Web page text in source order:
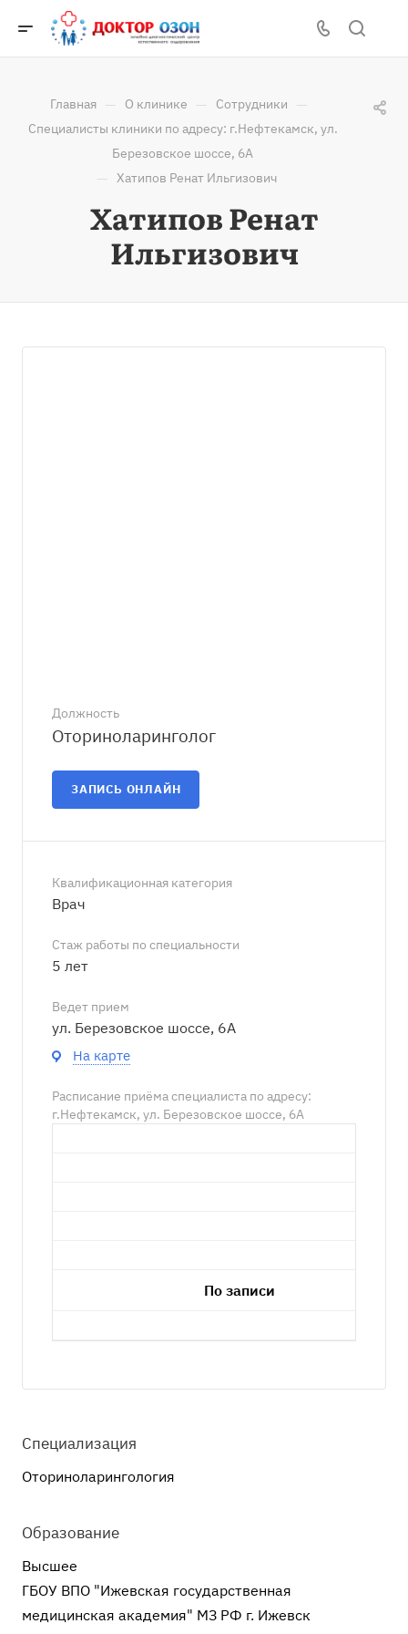
Главная — О клинике — Сотрудники —
Специалисты клиники по адресу: г.Нефтекамск, ул.
Березовское шоссе, 6А
— Хатипов Ренат Ильгизович
Хатипов Ренат
Ильгизович
Должность
Оториноларинголог
ЗАПИСЬ ОНЛАЙН
Квалификационная категория
Врач
Стаж работы по специальности
5 лет
Ведет прием
ул. Березовское шоссе, 6А
На карте
Расписание приёма специалиста по адресу:
г.Нефтекамск, ул. Березовское шоссе, 6А
По записи
Специализация
Оториноларингология
Образование
Высшее
ГБОУ ВПО "Ижевская государственная
медицинская академия" МЗ РФ г. Ижевск